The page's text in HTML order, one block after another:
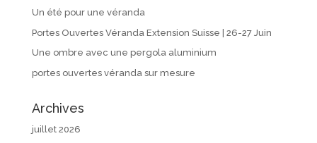
Un été pour une véranda
Portes Ouvertes Véranda Extension Suisse | 26-27 Juin
Une ombre avec une pergola aluminium
portes ouvertes véranda sur mesure
Archives
juillet 2026